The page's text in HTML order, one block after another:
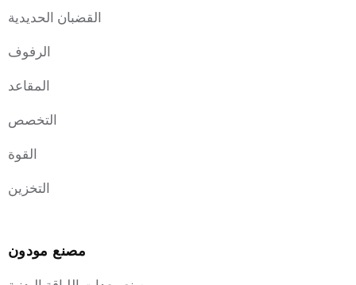
القضبان الحديدية
الرفوف
المقاعد
التخصص
القوة
التخزين
مصنع مودون